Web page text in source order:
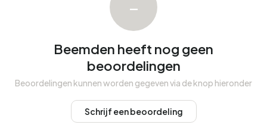
–
Beemden heeft nog geen
beoordelingen
Beoordelingen kunnen worden gegeven via de knop hieronder
Schrijf een beoordeling